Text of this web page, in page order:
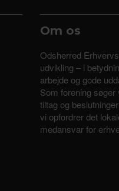
Om os
Odsherred
udvikling – i
arbejde og gode
Som forening
tiltag og
vi opfordrer det
medansvar for